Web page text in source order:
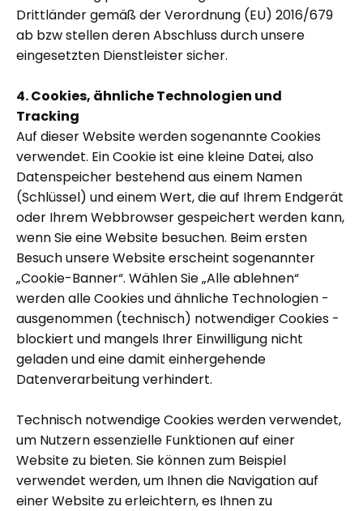
Drittländer gemäß der Verordnung (EU) 2016/679
ab bzw stellen deren Abschluss durch unsere
eingesetzten Dienstleister sicher.
4. Cookies, ähnliche Technologien und
Tracking
Auf dieser Website werden sogenannte Cookies
verwendet. Ein Cookie ist eine kleine Datei, also
Datenspeicher bestehend aus einem Namen
(Schlüssel) und einem Wert, die auf Ihrem Endgerät
oder Ihrem Webbrowser gespeichert werden kann,
wenn Sie eine Website besuchen. Beim ersten
Besuch unsere Website erscheint sogenannter
„Cookie-Banner“. Wählen Sie „Alle ablehnen“
werden alle Cookies und ähnliche Technologien -
ausgenommen (technisch) notwendiger Cookies -
blockiert und mangels Ihrer Einwilligung nicht
geladen und eine damit einhergehende
Datenverarbeitung verhindert.
Technisch notwendige Cookies werden verwendet,
um Nutzern essenzielle Funktionen auf einer
Website zu bieten. Sie können zum Beispiel
verwendet werden, um Ihnen die Navigation auf
einer Website zu erleichtern, es Ihnen zu